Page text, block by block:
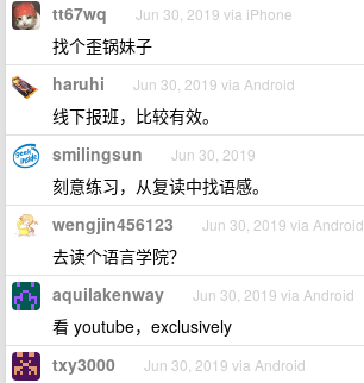
tt67wq Jun 30, 2019 via iPhone
找个歪锅妹子
haruhi Jun 30, 2019 via Android
线下报班，比较有效。
smilingsun Jun 30, 2019
刻意练习，从复读中找语感。
wengjin456123 Jun 30, 2019 via Android
去读个语言学院？
aquilakenway Jun 30, 2019 via Android
看 youtube，exclusively
txy3000 Jun 30, 2019 via Android